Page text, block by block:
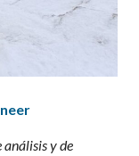
análisis y de